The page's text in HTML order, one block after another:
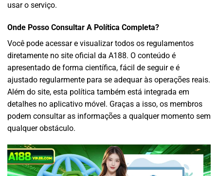
usar o serviço.
Onde Posso Consultar A Política Completa?
Você pode acessar e visualizar todos os regulamentos
diretamente no site oficial da A188. O conteúdo é
apresentado de forma científica, fácil de seguir e é
ajustado regularmente para se adequar às operações reais.
Além do site, esta política também está integrada em
detalhes no aplicativo móvel. Graças a isso, os membros
podem consultar as informações a qualquer momento sem
qualquer obstáculo.